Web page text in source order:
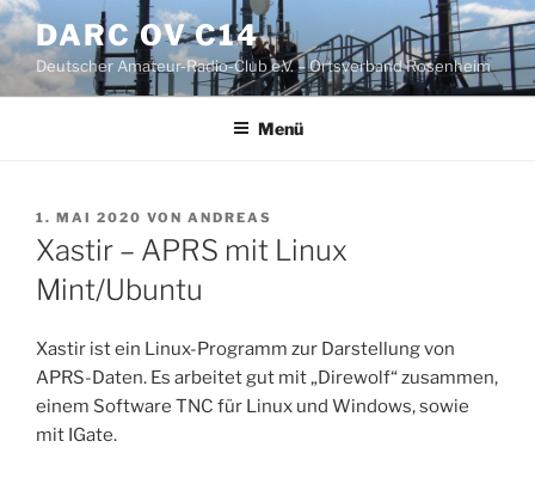
Zum
Inhalt
springen
DARC OV C14
Deutscher Amateur-Radio-Club e.V. – Ortsverband Rosenheim
Menü
VERÖFFENTLICHT
AM
1. MAI 2020 VON ANDREAS
Xastir – APRS mit Linux
Mint/Ubuntu
Xastir ist ein Linux-Programm zur Darstellung von
APRS-Daten. Es arbeitet gut mit „Direwolf“ zusammen,
einem Software TNC für Linux und Windows, sowie
mit IGate.